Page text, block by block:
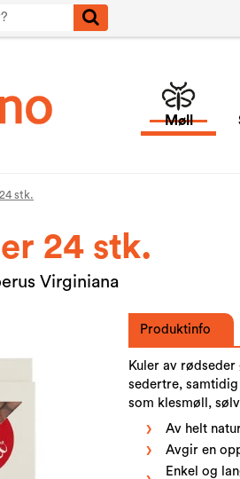
Møll
stk.
24 stk.
Virginiana
Produktinfo
Kuler av
sedertre,
som klesmøll,
Av helt
Avgir en
Enkel og